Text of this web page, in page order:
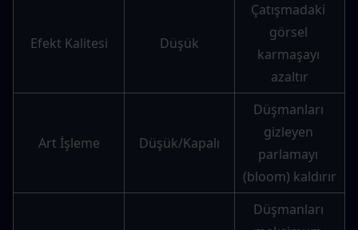
Efekt Kalitesi Düşük
Çatışmadaki
görsel
karmaşayı
azaltır
Art İşleme Düşük/Kapalı
Düşmanları
gizleyen
parlamayı
(bloom) kaldırır
Düşmanları